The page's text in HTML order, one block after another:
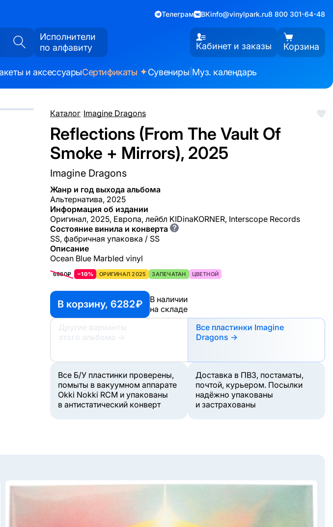
Телеграм ВКinfo@vinylpark.ru8 800 301-64-48
Исполнители
по алфавиту
Кабинет и заказы Корзина
и аксессуарыСертификаты ✦Сувениры Муз. календарь
Каталог/Imagine Dragons
Reflections (From The Vault Of
Smoke + Mirrors), 2025
Imagine Dragons
Жанр и год выхода альбома
Альтернатива, 2025
Информация об издании
Оригинал, 2025, Европа, лейбл KIDinaKORNER, Interscope Records
Состояние винила и конверта ?
SS, фабричная упаковка / SS
Описание
Ocean Blue Marbled vinyl
6980₽ −10% ОРИГИНАЛ 2025 ЗАПЕЧАТАН ЦВЕТНОЙ
В корзину, 6282 ₽
В наличии
на складе
Другие варианты
этого альбома
→
Все пластинки Imagine
Dragons →
Все Б/У пластинки проверены,
помыты в вакуумном аппарате
Okki Nokki RCM и упакованы
в антистатический конверт
Доставка в ПВЗ, постаматы,
почтой, курьером. Посылки
надёжно упакованы
и застрахованы